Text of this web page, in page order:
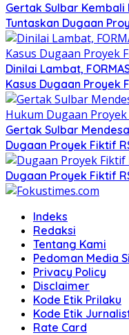
Gertak Sulbar
Tuntaskan Dugaan
Dinilai Lambat,
Kasus Dugaan Proyek
Gertak Sulbar
Dugaan Proyek Fiktif
Dugaan Proyek Fiktif
Indeks
Redaksi
Tentang Kami
Pedoman Media
Privacy Policy
Disclaimer
Kode Etik Prilaku
Kode Etik
Rate Card